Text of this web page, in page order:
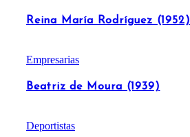
Reina María Rodríguez (1952)
Empresarias
Beatriz de Moura (1939)
Deportistas